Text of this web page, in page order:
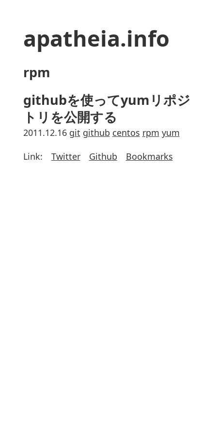
apatheia.info
rpm
githubを使ってyumリポジ
トリを公開する
2011.12.16 git github centos rpm yum
Link: Twitter Github Bookmarks